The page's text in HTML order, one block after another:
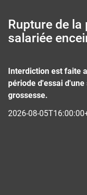
Rupture de la
salariée
Interdiction est faite
période d'essai
grossesse.
2026-08-